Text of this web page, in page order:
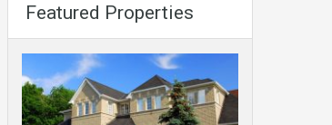
Featured Properties